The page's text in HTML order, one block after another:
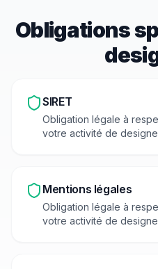
Obligations
SIRET
Obligation légale à
votre activité de
Mentions légales
Obligation légale à
votre activité de